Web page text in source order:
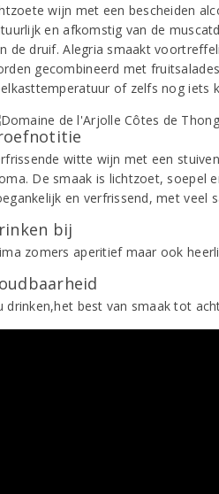
wijn met een bescheiden
en afkomstig van de
de druif. Alegria smaakt
gecombineerd met
of zelfs nog iets
witte wijn met een
De smaak is lichtzoet, soepel
en verfrissend, met veel
bij
zomers aperitief maar ook
drinken,het best van smaak tot